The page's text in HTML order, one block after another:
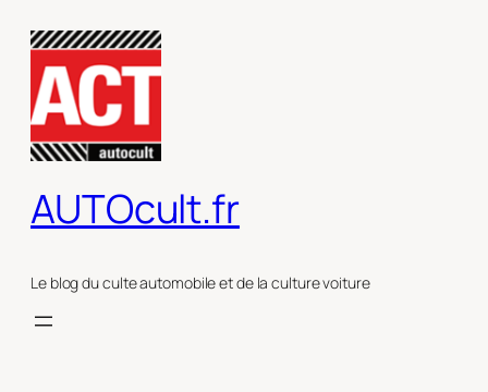
contenu
AUTOcult.fr
Le blog du culte automobile et de la culture voiture